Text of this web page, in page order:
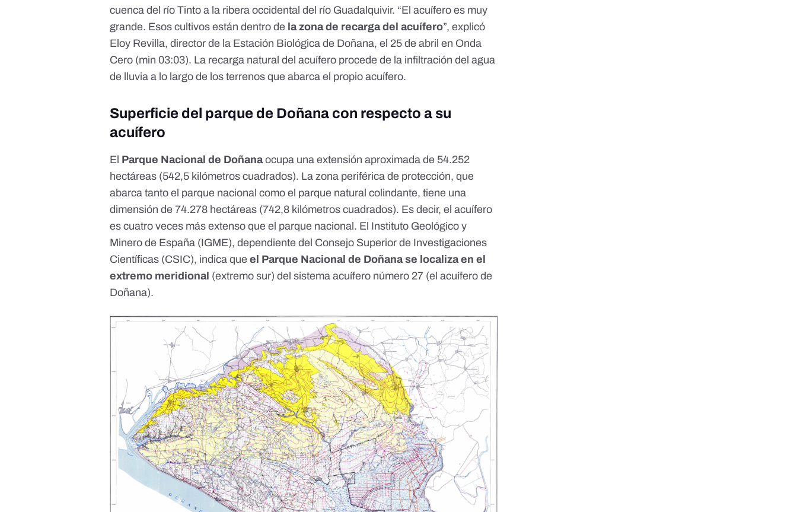
cuenca del río Tinto a la ribera occidental del río Guadalquivir. “El acuífero es muy
grande. Esos cultivos están dentro de la zona de recarga del acuífero”, explicó
Eloy Revilla, director de la Estación Biológica de Doñana,el 25 de abril en Onda
Cero (min 03:03). La recarga natural del acuífero procede de la infiltración del agua
de lluvia a lo largo de los terrenos que abarca el propio acuífero.
Superficie del parque de Doñana con respecto a su
acuífero
El Parque Nacional de Doñanaocupa una extensión aproximada de 54.252
hectáreas (542,5 kilómetros cuadrados). La zona periférica de protección, que
abarca tanto el parque nacional como el parque natural colindante, tiene una
dimensión de 74.278 hectáreas (742,8 kilómetros cuadrados). Es decir, el acuífero
es cuatro veces más extenso que el parque nacional. El Instituto Geológico y
Minero de España (IGME), dependiente del Consejo Superior de Investigaciones
Científicas (CSIC), indica queel Parque Nacional de Doñana se localiza en el
extremo meridional (extremo sur) del sistema acuífero número 27 (el acuífero de
Doñana).